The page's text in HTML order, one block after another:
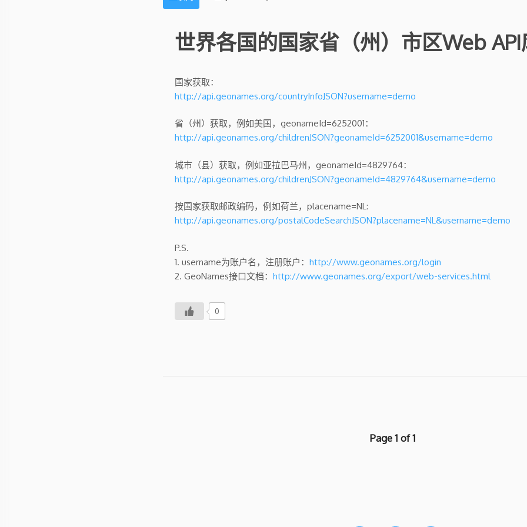
世界各国的国家省（州）市区Web API
国家获取：
http://api.geonames.org/countryInfoJSON?username=demo
省（州）获取，例如美国，geonameId=6252001：
http://api.geonames.org/childrenJSON?geonameId=6252001&username=demo
城市（县）获取，例如亚拉巴马州，geonameId=4829764：
http://api.geonames.org/childrenJSON?geonameId=4829764&username=demo
按国家获取邮政编码，例如荷兰，placename=NL:
http://api.geonames.org/postalCodeSearchJSON?placename=NL&username=demo
P.S.
1. username为账户名，注册账户： http://www.geonames.org/login
2. GeoNames接口文档： http://www.geonames.org/export/web-services.html
0
Page 1 of 1